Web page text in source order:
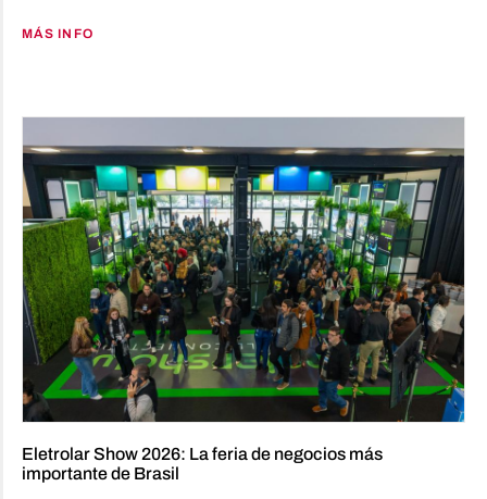
MÁS INFO
Eletrolar Show 2026: La feria de negocios más
importante de Brasil